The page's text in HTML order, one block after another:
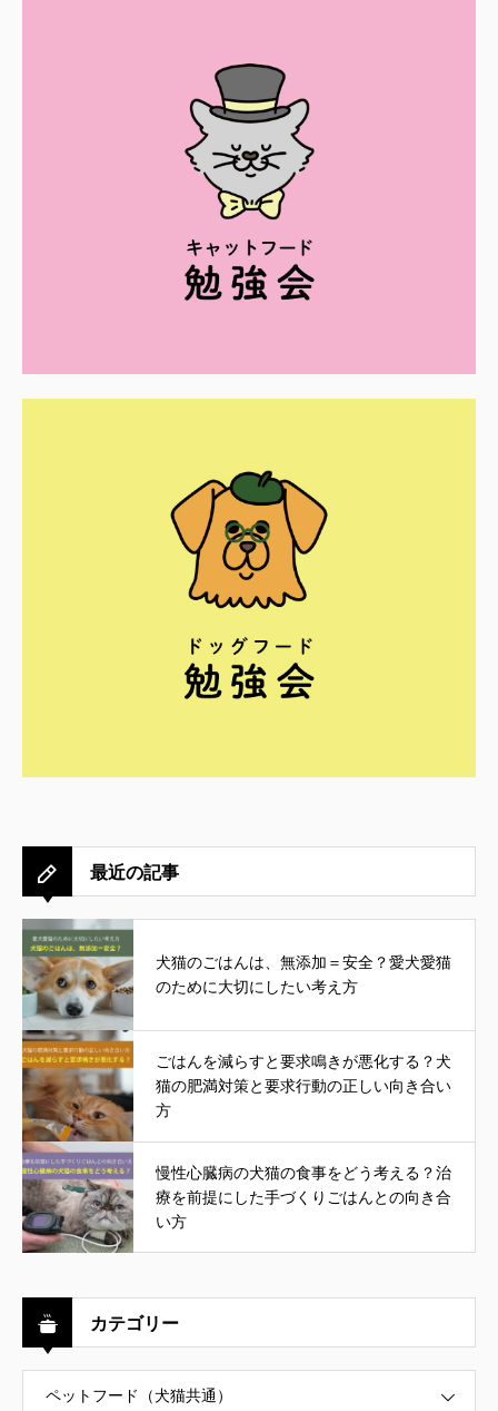
最近の記事
犬猫のごはんは、無添加＝安全？愛犬愛猫
のために大切にしたい考え方
ごはんを減らすと要求鳴きが悪化する？犬
猫の肥満対策と要求行動の正しい向き合い
方
慢性心臓病の犬猫の食事をどう考える？治
療を前提にした手づくりごはんとの向き合
い方
カテゴリー
ペットフード（犬猫共通）